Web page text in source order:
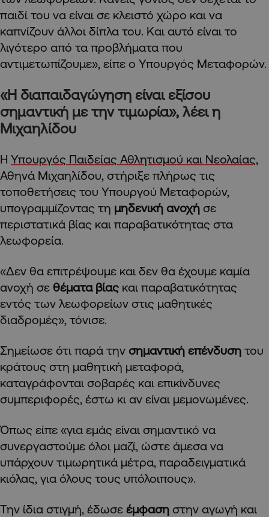
παιδί του να είναι σε κλειστό χώρο και να
καπνίζουν άλλοι δίπλα του. Και αυτό είναι το
λιγότερο από τα προβλήματα που
αντιμετωπίζουμε», είπε ο Υπουργός Μεταφορών.
«Η διαπαιδαγώγηση είναι εξίσου
σημαντική με την τιμωρία», λέει η
Μιχαηλίδου
Η Υπουργός Παιδείας Αθλητισμού και Νεολαίας,
Αθηνά Μιχαηλίδου, στήριξε πλήρως τις
τοποθετήσεις του Υπουργού Μεταφορών,
υπογραμμίζοντας τη μηδενική ανοχή σε
περιστατικά βίας και παραβατικότητας στα
λεωφορεία.
«Δεν θα επιτρέψουμε και δεν θα έχουμε καμία
ανοχή σε θέματα βίας και παραβατικότητας
εντός των λεωφορείων στις μαθητικές
διαδρομές», τόνισε.
Σημείωσε ότι παρά την σημαντική επένδυση του
κράτους στη μαθητική μεταφορά,
καταγράφονται σοβαρές και επικίνδυνες
συμπεριφορές, έστω κι αν είναι μεμονωμένες.
Όπως είπε «για εμάς είναι σημαντικό να
συνεργαστούμε όλοι μαζί, ώστε άμεσα να
υπάρχουν τιμωρητικά μέτρα, παραδειγματικά
κιόλας, για όλους τους υπόλοιπους».
Την ίδια στιγμή, έδωσε έμφαση στην αγωγή και